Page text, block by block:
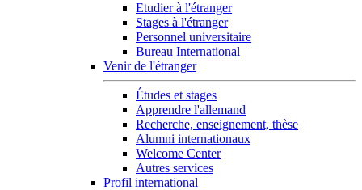
Etudier à l'étranger
Stages à l'étranger
Personnel universitaire
Bureau International
Venir de l'étranger
Études et stages
Apprendre l'allemand
Recherche, enseignement, thèse
Alumni internationaux
Welcome Center
Autres services
Profil international